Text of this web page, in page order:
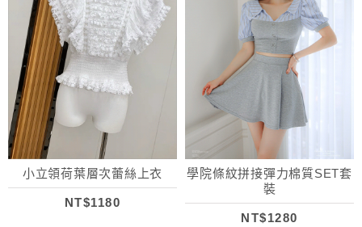
小立領荷葉層次蕾絲上衣
NT$1180
學院條紋拼接彈力棉質SET套
裝
NT$1280